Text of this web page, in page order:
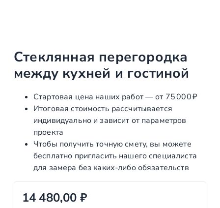
Стеклянная перегородка
между кухней и гостиной
Стартовая цена наших работ — от 75 000 ₽
Итоговая стоимость рассчитывается
индивидуально и зависит от параметров
проекта
Чтобы получить точную смету, вы можете
бесплатно пригласить нашего специалиста
для замера без каких‑либо обязательств
14 480,00 ₽